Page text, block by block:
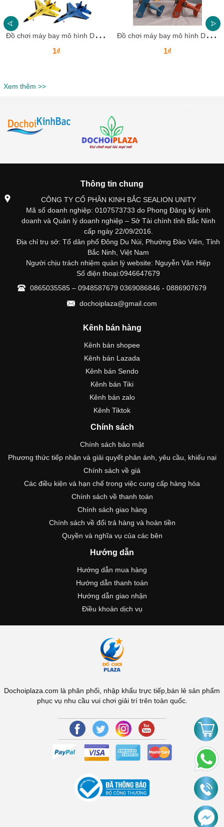
Đ
ồ chơi máy bay mô hình DCMBKB10 Dochoikinhbac Giải trí siêu vui dành cho trẻ em
1₫
Đ
ồ chơi máy bay mô hình DCMBKB09 Dochoikinhbac Giải trí siêu vui dành cho trẻ em
1₫
Xem thêm >>
Thông tin chung
CÔNG TY CỔ PHẦN KINH BẮC SEALION UNITY
Mã số doanh nghiệp: 0107573733 do Phong Đăng ký kinh
doanh và Quản lý doanh nghiệp – Sở Tài chính tỉnh Bắc Ninh
cấp ngày 22/09/2016.
Địa chỉ trụ sở: Tổ dân phố Đông Du Núi, Phường Đào Viên, Tỉnh
Bắc Ninh, Việt Nam
Người chịu trách nhiệm quản lý website: Nguyễn Văn Hiệp
Số điện thoại:0946647679
0865035585 – 0948587679 0369086846 - 0886907679
dochoiplaza@gmail.com
Kênh bán hàng
Kênh bán shopee
Kênh bán Lazada
Kênh bán Sendo
Kênh bán Tiki
Kênh bán zalo
Kênh Tiktok
Chính sách
Chính sách bảo mật
Phương thức tiếp nhận và giải quyết phản ánh, yêu cầu, khiếu nại
Chính sách về giá
Các điều kiện và hạn chế trong việc cung cấp hàng hóa
Chính sách về thanh toán
Chính sách giao hàng
Chính sách về đổi trả hàng và hoàn tiền
Quyền và nghĩa vụ của các bên
Hướng dẫn
Hướng dẫn mua hàng
Hướng dẫn thanh toán
Hướng dẫn giao nhận
Điều khoản dịch vụ
Dochoiplaza.com là phân phối, nhập khẩu trực tiếp,bán lẻ sản phẩm
phục vụ nhu cầu vui chơi giải trí trên toàn quốc.